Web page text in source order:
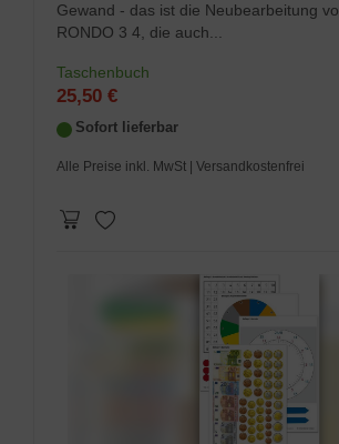
Gewand - das ist die Neubearbeitung
RONDO 3 4, die auch...
Taschenbuch
25,50 €
Sofort lieferbar
Alle Preise inkl. MwSt | Versandkostenfrei